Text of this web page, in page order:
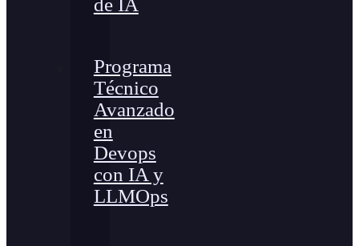
de IA
Programa
Técnico
Avanzado
en
Devops
con IA y
LLMOps